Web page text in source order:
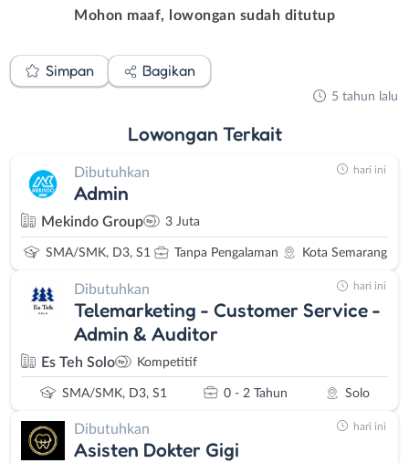
Mohon maaf, lowongan sudah ditutup
Simpan Bagikan
5 tahun lalu
Lowongan Terkait
Dibutuhkan
Admin
Mekindo Group 3 Juta
SMA/SMK, D3, S1 Tanpa Pengalaman Kota Semarang
hari ini
Dibutuhkan
Telemarketing - Customer Service -
Admin & Auditor
Es Teh Solo Kompetitif
SMA/SMK, D3, S1 0 - 2 Tahun Solo
hari ini
Dibutuhkan
Asisten Dokter Gigi
hari ini